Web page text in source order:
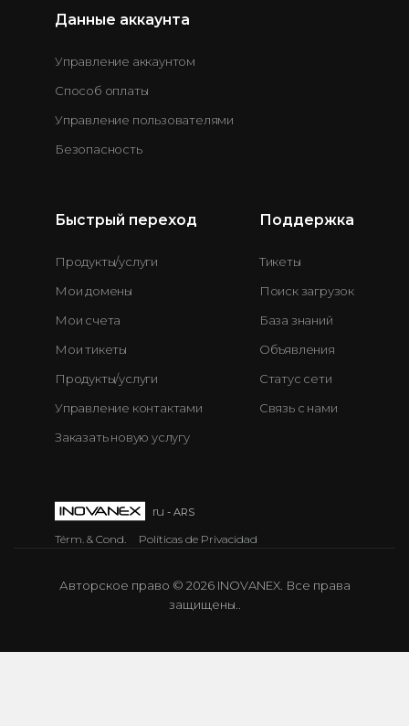
Данные аккаунта
Управление аккаунтом
Способ оплаты
Управление пользователями
Безопасность
Быстрый переход
Продукты/услуги
Мои домены
Мои счета
Мои тикеты
Продукты/услуги
Управление контактами
Заказать новую услугу
Поддержка
Тикеты
Поиск загрузок
База знаний
Объявления
Статус сети
Связь с нами
ru - ARS
Térm. & Cond. Políticas de Privacidad
Авторское право © 2026 INOVANEX. Все права
защищены..